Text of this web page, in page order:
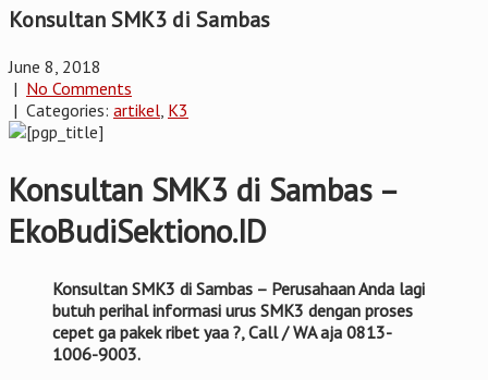
Konsultan SMK3 di Sambas
June 8, 2018
| No Comments
| Categories: artikel K3
Konsultan SMK3 di Sambas –
EkoBudiSektiono.ID
Konsultan SMK3 di Sambas – Perusahaan Anda lagi
butuh perihal informasi urus SMK3 dengan proses
cepet ga pakek ribet yaa ?, Call / WA aja 0813-
1006-9003.